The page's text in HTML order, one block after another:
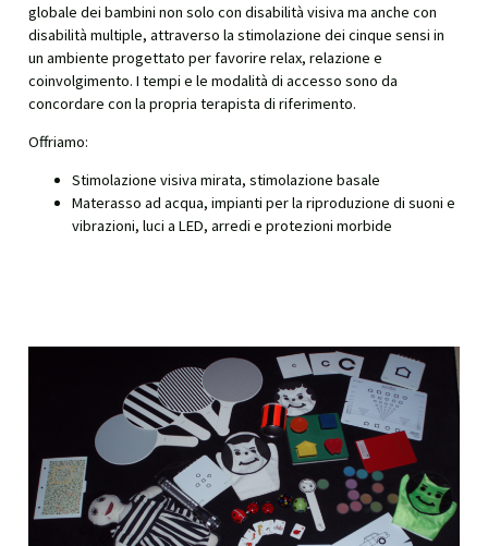
globale dei bambini non solo con disabilità visiva ma anche con
disabilità multiple, attraverso la stimolazione dei cinque sensi in
un ambiente progettato per favorire relax, relazione e
coinvolgimento. I tempi e le modalità di accesso sono da
concordare con la propria terapista di riferimento.
Offriamo:
Stimolazione visiva mirata, stimolazione basale
Materasso ad acqua, impianti per la riproduzione di suoni e
vibrazioni, luci a LED, arredi e protezioni morbide